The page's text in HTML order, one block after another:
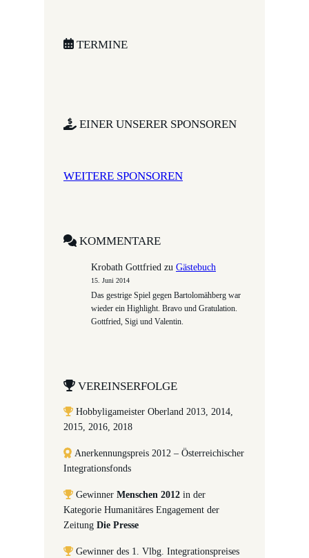
c
TERMINE
EINER UNSERER SPONSOREN
WEITERE SPONSOREN
KOMMENTARE
Krobath Gottfried zu Gästebuch
15. Juni 2014
Das gestrige Spiel gegen Bartolomähberg war
wieder ein Highlight. Bravo und Gratulation.
Gottfried, Sigi und Valentin.
VEREINSERFOLGE
Hobbyligameister Oberland 2013, 2014,
2015, 2016, 2018
Anerkennungspreis 2012 – Österreichischer
Integrationsfonds
Gewinner Menschen 2012in der
Kategorie Humanitäres Engagement der
Zeitung Die Presse
Gewinner des 1. Vlbg. Integrationspreises